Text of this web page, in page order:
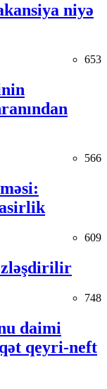
niyə
653
566
609
748
daimi
qeyri-neft